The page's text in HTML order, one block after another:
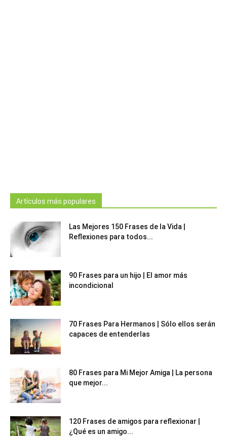
Artículos más populares
Las Mejores 150 Frases de la Vida |
Reflexiones para todos...
90 Frases para un hijo | El amor más
incondicional
70 Frases Para Hermanos | Sólo ellos serán
capaces de entenderlas
80 Frases para Mi Mejor Amiga | La persona
que mejor...
120 Frases de amigos para reflexionar |
¿Qué es un amigo...